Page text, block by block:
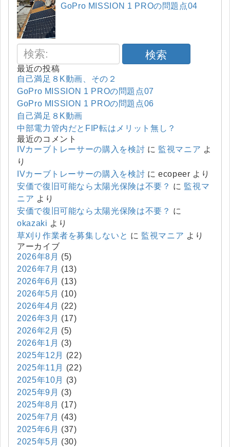
GoPro MISSION 1 PROの問題点04
検索
最近の投稿
自己満足８K動画、その２
GoPro MISSION 1 PROの問題点07
GoPro MISSION 1 PROの問題点06
自己満足８K動画
中部電力管内だとFIP転はメリット無し？
最近のコメント
IVカーブトレーサーの購入を検討 に 監視マニア よ
り
IVカーブトレーサーの購入を検討 にecopeer より
安価で復旧可能なら太陽光保険は不要？ に 監視マ
ニア より
安価で復旧可能なら太陽光保険は不要？ に
okazaki より
草刈り作業者を募集しないと に 監視マニア より
アーカイブ
2026年8月 (5)
2026年7月 (13)
2026年6月 (13)
2026年5月 (10)
2026年4月 (22)
2026年3月 (17)
2026年2月 (5)
2026年1月 (3)
2025年12月
(22)
2025年11月
(22)
2025年10月
(3)
2025年9月 (3)
2025年8月 (17)
2025年7月 (43)
2025年6月 (37)
2025年5月 (30)